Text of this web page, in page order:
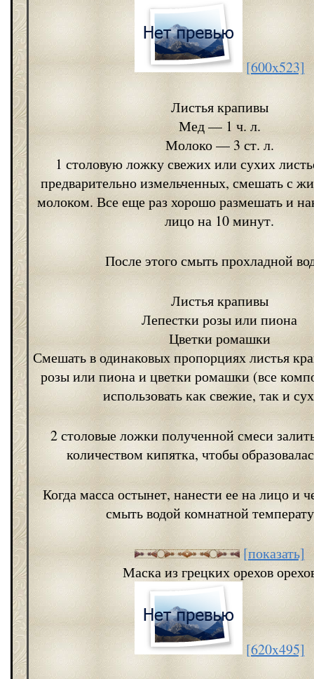
[600x523]
Листья крапивы
Мед — 1 ч. л.
Молоко — 3 ст. л.
1 столовую ложку свежих или сухих
предварительно измельченных, смешать с
молоком. Все еще раз хорошо размешать и
лицо на 10 минут.
После этого смыть прохладной
Листья крапивы
Лепестки розы или пиона
Цветки ромашки
Смешать в одинаковых пропорциях листья
розы или пиона и цветки ромашки (все
использовать как свежие, так и
2 столовые ложки полученной смеси
количеством кипятка, чтобы
Когда масса остынет, нанести ее на лицо и
смыть водой комнатной
[показать]
Маска из грецких орехов
[620x495]